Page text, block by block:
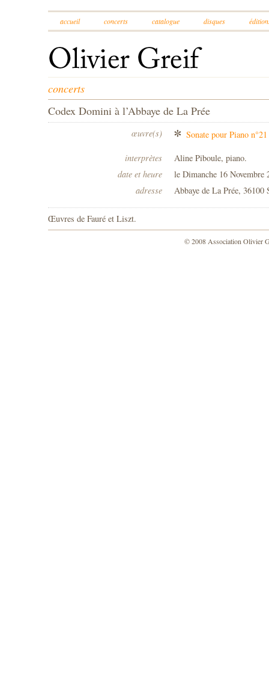
accueil concerts catalogue disques
concerts
Codex Domini à l’Abbaye de La Prée
œuvre(s) Sonate pour Piano
interprètes
Aline Piboule, piano.
date et heure
le Dimanche 16 Novembre
adresse
Abbaye de La Prée, 36100
Œuvres de Fauré et Liszt.
© 2008 Association Olivier